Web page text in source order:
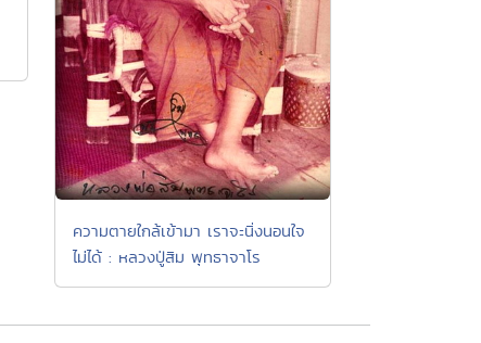
ความตายใกล้เข้ามา เราจะนิ่งนอนใจ
ไม่ได้ : หลวงปู่สิม พุทธาจาโร